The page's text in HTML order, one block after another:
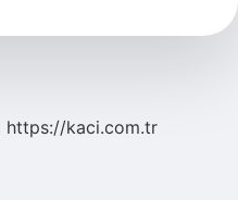
https://kaci.com.tr